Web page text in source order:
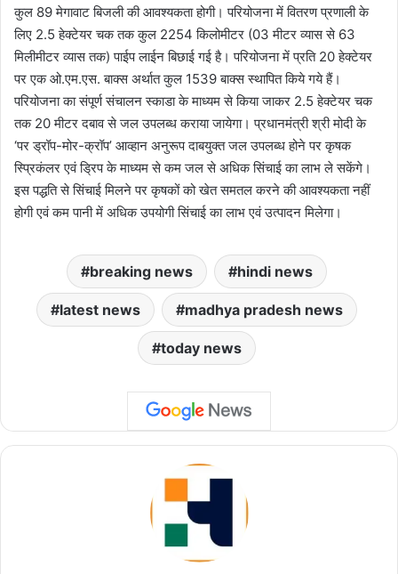
कुल 89 मेगावाट बिजली की आवश्यकता होगी। परियोजना में वितरण प्रणाली के
लिए 2.5 हेक्टेयर चक तक कुल 2254 किलोमीटर (03 मीटर व्यास से 63
मिलीमीटर व्यास तक) पाईप लाईन बिछाई गई है। परियोजना में प्रति 20 हेक्टेयर
पर एक ओ.एम.एस. बाक्स अर्थात कुल 1539 बाक्स स्थापित किये गये हैं।
परियोजना का संपूर्ण संचालन स्काडा के माध्यम से किया जाकर 2.5 हेक्टेयर चक
तक 20 मीटर दबाव से जल उपलब्ध कराया जायेगा। प्रधानमंत्री श्री मोदी के
‘पर ड्रॉप-मोर-क्रॉप’ आव्हान अनुरूप दाबयुक्त जल उपलब्ध होने पर कृषक
स्प्रिकंलर एवं ड्रिप के माध्यम से कम जल से अधिक सिंचाई का लाभ ले सकेंगे।
इस पद्धति से सिंचाई मिलने पर कृषकों को खेत समतल करने की आवश्यकता नहीं
होगी एवं कम पानी में अधिक उपयोगी सिंचाई का लाभ एवं उत्पादन मिलेगा।
breaking news hindi news
latest news madhya pradesh news
today news